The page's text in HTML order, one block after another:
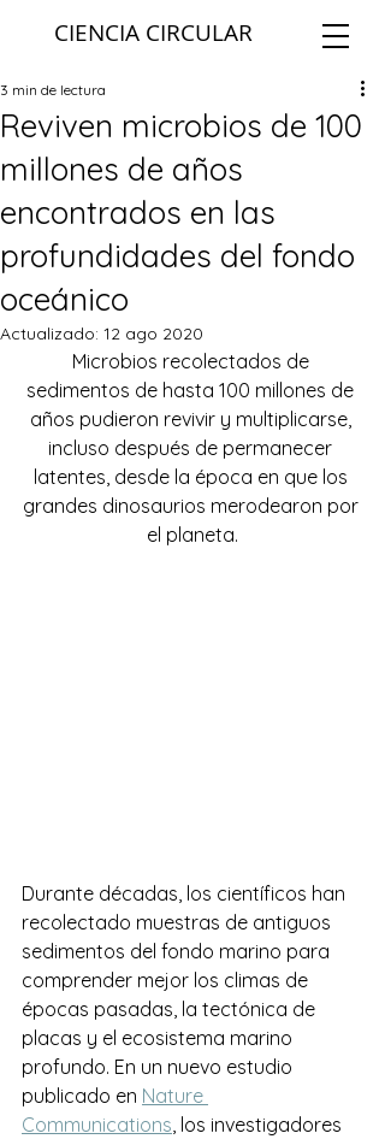
CIENCIA CIRCULAR
Reviven microbios de 100
millones de años
encontrados en las
profundidades del fondo
oceánico
3 min de lectura
Actualizado: 12 ago 2020
Microbios recolectados de
sedimentos de hasta 100 millones de
años pudieron revivir y multiplicarse,
incluso después de permanecer
latentes, desde la época en que los
grandes dinosaurios merodearon por
el planeta.
Durante décadas, los científicos han
recolectado muestras de antiguos
sedimentos del fondo marino para
comprender mejor los climas de
épocas pasadas, la tectónica de
placas y el ecosistema marino
profundo. En un nuevo estudio
publicado en Nature
Communications, los investigadores